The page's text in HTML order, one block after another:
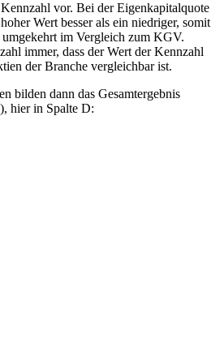
vor. Bei der Eigenkapitalquote
Wert besser als ein niedriger, somit
im Vergleich zum KGV.
immer, dass der Wert der Kennzahl
der Branche vergleichbar ist.
bilden dann das Gesamtergebnis
hier in Spalte D: